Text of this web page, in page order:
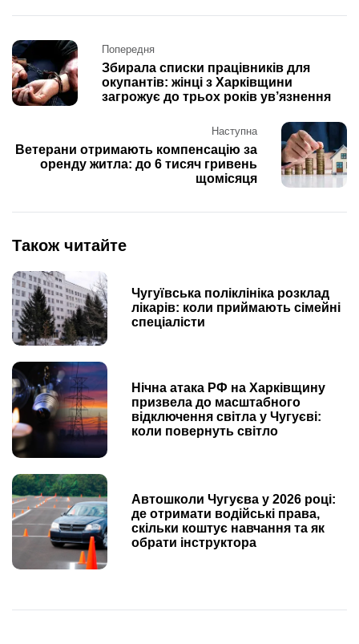
Post
navigation
Попередня
Збирала списки працівників для
окупантів: жінці з Харківщини
загрожує до трьох років ув’язнення
Наступна
Ветерани отримають компенсацію за
оренду житла: до 6 тисяч гривень
щомісяця
Також читайте
Чугуївська поліклініка розклад
лікарів: коли приймають сімейні
спеціалісти
Нічна атака РФ на Харківщину
призвела до масштабного
відключення світла у Чугуєві:
коли повернуть світло
Автошколи Чугуєва у 2026 році:
де отримати водійські права,
скільки коштує навчання та як
обрати інструктора